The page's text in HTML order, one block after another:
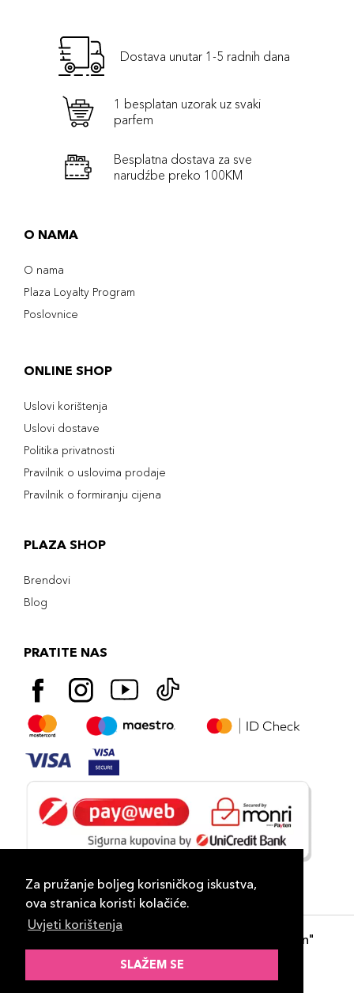
Za pružanje boljeg korisničkog iskustva,
ova stranica koristi kolačiće.
Uvjeti korištenja
SLAŽEM SE
Dostava unutar 1-5 radnih dana
1 besplatan uzorak uz svaki
parfem
Besplatna dostava za sve
narudźbe preko 100KM
O NAMA
O nama
Plaza Loyalty Program
Poslovnice
ONLINE SHOP
Uslovi korištenja
Uslovi dostave
Politika privatnosti
Pravilnik o uslovima prodaje
Pravilnik o formiranju cijena
PLAZA SHOP
Brendovi
Blog
PRATITE NAS
- "DP Lux Distribution"
d.o.o. Banja Luka
ID-S Consulting d.o.o. Sarajevo